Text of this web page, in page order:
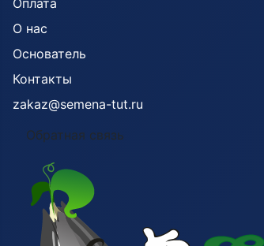
Оплата
О нас
Основатель
Контакты
zakaz@semena-tut.ru
Обратная связь